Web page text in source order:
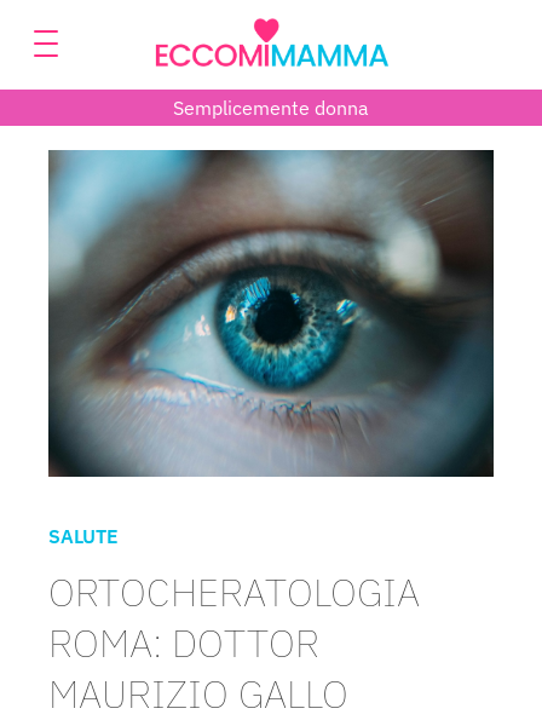
Semplicemente donna
SALUTE
ORTOCHERATOLOGIA
ROMA: DOTTOR
MAURIZIO GALLO